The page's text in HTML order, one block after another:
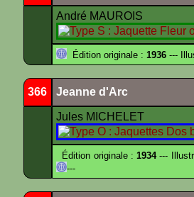
André MAUROIS
Édition originale : 1936 ---
366 Jeanne d'Arc
Jules MICHELET
Édition originale :1934---
---